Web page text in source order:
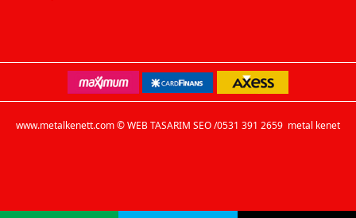
www.metalkenett.com © WEB TASARIM SEO /0531 391 2659 metal kenet